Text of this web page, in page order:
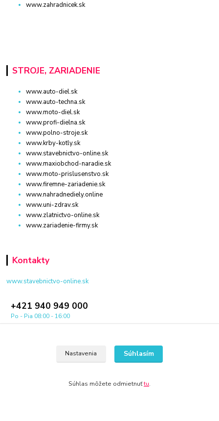
www.zahradnicek.sk
STROJE, ZARIADENIE
www.auto-diel.sk
www.auto-techna.sk
www.moto-diel.sk
www.profi-dielna.sk
www.polno-stroje.sk
www.krby-kotly.sk
www.stavebnictvo-online.sk
www.maxiobchod-naradie.sk
www.moto-prislusenstvo.sk
www.firemne-zariadenie.sk
www.nahradnediely.online
www.uni-zdrav.sk
www.zlatnictvo-online.sk
www.zariadenie-firmy.sk
Kontakty
www.stavebnictvo-online.sk
+421 940 949 000
Po - Pia 08:00 - 16:00
Nastavenia Súhlasím
Súhlas môžete odmietnuťtu.